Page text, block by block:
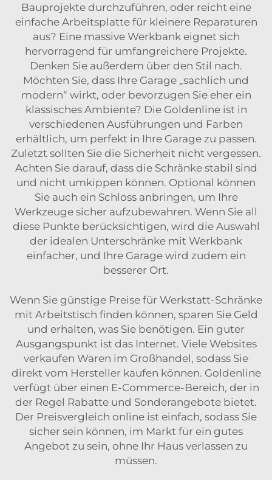
Bauprojekte durchzuführen, oder reicht eine
einfache Arbeitsplatte für kleinere Reparaturen
aus? Eine massive Werkbank eignet sich
hervorragend für umfangreichere Projekte.
Denken Sie außerdem über den Stil nach.
Möchten Sie, dass Ihre Garage „sachlich und
modern“ wirkt, oder bevorzugen Sie eher ein
klassisches Ambiente? Die Goldenline ist in
verschiedenen Ausführungen und Farben
erhältlich, um perfekt in Ihre Garage zu passen.
Zuletzt sollten Sie die Sicherheit nicht vergessen.
Achten Sie darauf, dass die Schränke stabil sind
und nicht umkippen können. Optional können
Sie auch ein Schloss anbringen, um Ihre
Werkzeuge sicher aufzubewahren. Wenn Sie all
diese Punkte berücksichtigen, wird die Auswahl
der idealen Unterschränke mit Werkbank
einfacher, und Ihre Garage wird zudem ein
besserer Ort.
Wenn Sie günstige Preise für Werkstatt-Schränke
mit Arbeitstisch finden können, sparen Sie Geld
und erhalten, was Sie benötigen. Ein guter
Ausgangspunkt ist das Internet. Viele Websites
verkaufen Waren im Großhandel, sodass Sie
direkt vom Hersteller kaufen können. Goldenline
verfügt über einen E-Commerce-Bereich, der in
der Regel Rabatte und Sonderangebote bietet.
Der Preisvergleich online ist einfach, sodass Sie
sicher sein können, im Markt für ein gutes
Angebot zu sein, ohne Ihr Haus verlassen zu
müssen.